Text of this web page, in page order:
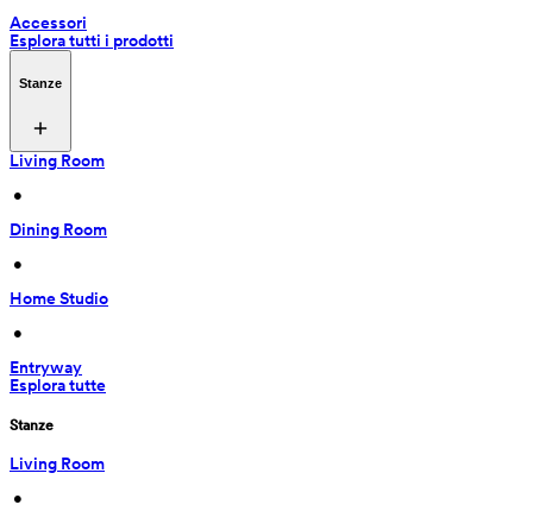
Accessori
Esplora tutti i prodotti
Stanze
Living Room
•
Dining Room
•
Home Studio
•
Entryway
Esplora tutte
Stanze
Living Room
•